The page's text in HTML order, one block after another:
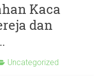
Kaca
dan
Uncategorized